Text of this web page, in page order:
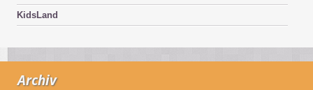
KidsLand
Archiv